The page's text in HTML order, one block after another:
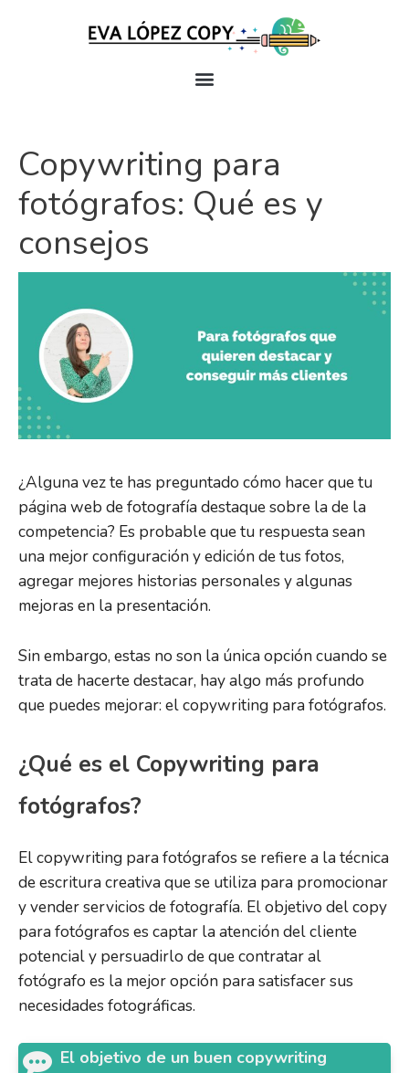
Copywriting para
fotógrafos: Qué es y
consejos
¿Alguna vez te has preguntado cómo hacer que tu
página web de fotografía destaque sobre la de la
competencia? Es probable que tu respuesta sean
una mejor configuración y edición de tus fotos,
agregar mejores historias personales y algunas
mejoras en la presentación.
Sin embargo, estas no son la única opción cuando se
trata de hacerte destacar, hay algo más profundo
que puedes mejorar: el copywriting para fotógrafos.
¿Qué es el Copywriting para
fotógrafos?
El copywriting para fotógrafos se refiere a la técnica
de escritura creativa que se utiliza para promocionar
y vender servicios de fotografía. El objetivo del copy
para fotógrafos es captar la atención del cliente
potencial y persuadirlo de que contratar al
fotógrafo es la mejor opción para satisfacer sus
necesidades fotográficas.
El objetivo de un buen copywriting